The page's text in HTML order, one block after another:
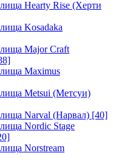
Hearty Rise (Херти
Kosadaka
Major Craft
Maximus
Metsui (Метсуи)
Narval (Нарвал) [40]
Nordic Stage
Norstream